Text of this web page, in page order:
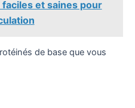
et saines pour
de base que vous